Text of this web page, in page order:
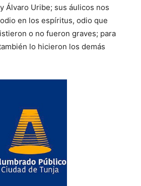
Álvaro Uribe; sus áulicos nos
en los espíritus, odio que
o no fueron graves; para
lo hicieron los demás